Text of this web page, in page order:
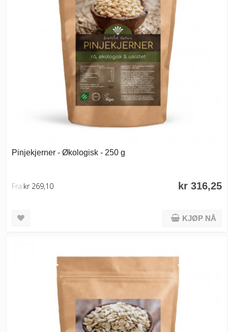
Pinjekjerner - Økologisk - 250 g
kr 316,25
Fra kr 269,10
KJØP NÅ